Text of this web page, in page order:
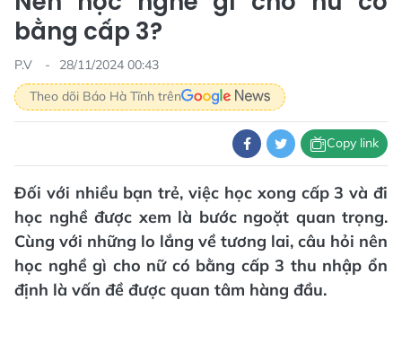
bằng cấp 3?
P.V
28/11/2024 00:43
Theo dõi Báo Hà Tĩnh trên
Copy link
Đối với nhiều bạn trẻ, việc học xong cấp 3 và đi
học nghề được xem là bước ngoặt quan trọng.
Cùng với những lo lắng về tương lai, câu hỏi nên
học nghề gì cho nữ có bằng cấp 3 thu nhập ổn
định là vấn đề được quan tâm hàng đầu.